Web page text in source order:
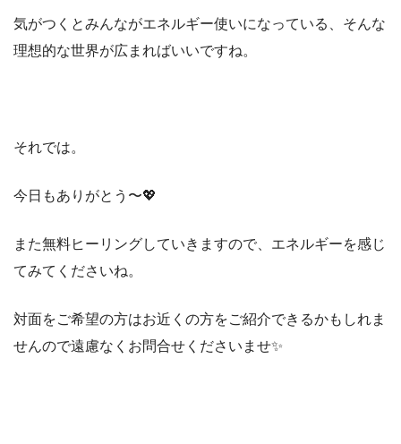
気がつくとみんながエネルギー使いになっている、そんな
理想的な世界が広まればいいですね。
それでは。
今日もありがとう〜💖
また無料ヒーリングしていきますので、エネルギーを感じ
てみてくださいね。
対面をご希望の方はお近くの方をご紹介できるかもしれま
せんので遠慮なくお問合せくださいませ✨